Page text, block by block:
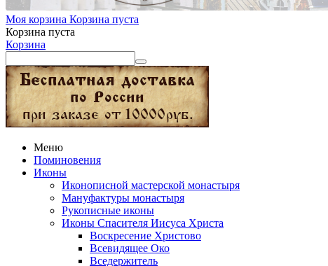
Моя корзина Корзина пуста
Корзина пуста
Корзина
Меню
Поминовения
Иконы
Иконописной мастерской монастыря
Мануфактуры монастыря
Рукописные иконы
Иконы Спасителя Иисуса Христа
Воскресение Христово
Всевидящее Око
Вседержитель